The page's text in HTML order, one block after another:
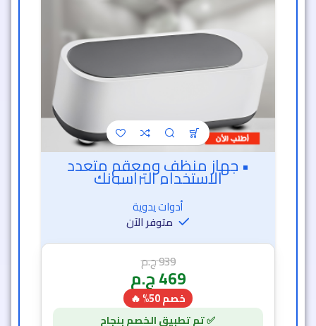
• جهاز منظف ومعقم متعدد
الاستخدام التراسونك
متوفر الآن
469ج.م
خصم 50% 🔥
36 دقيقة و 33 ثانية
1
7